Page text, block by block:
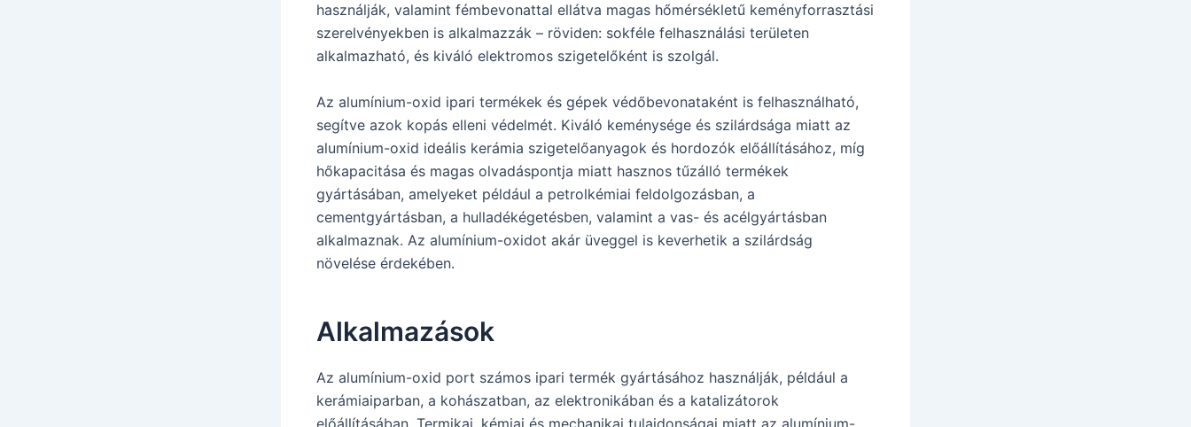
használják, valamint fémbevonattal ellátva magas hőmérsékletű keményforrasztási
szerelvényekben is alkalmazzák – röviden: sokféle felhasználási területen
alkalmazható, és kiváló elektromos szigetelőként is szolgál.
Az alumínium-oxid ipari termékek és gépek védőbevonataként is felhasználható,
segítve azok kopás elleni védelmét. Kiváló keménysége és szilárdsága miatt az
alumínium-oxid ideális kerámia szigetelőanyagok és hordozók előállításához, míg
hőkapacitása és magas olvadáspontja miatt hasznos tűzálló termékek
gyártásában, amelyeket például a petrolkémiai feldolgozásban, a
cementgyártásban, a hulladékégetésben, valamint a vas- és acélgyártásban
alkalmaznak. Az alumínium-oxidot akár üveggel is keverhetik a szilárdság
növelése érdekében.
Alkalmazások
Az alumínium-oxid port számos ipari termék gyártásához használják, például a
kerámiaiparban, a kohászatban, az elektronikában és a katalizátorok
előállításában. Termikai, kémiai és mechanikai tulajdonságai miatt az alumínium-